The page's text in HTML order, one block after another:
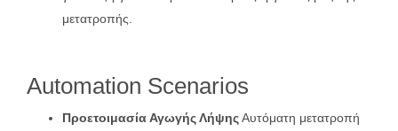
μετατροπής.
Automation Scenarios
Προετοιμασία Αγωγής ΛήψηςΑυτόματη μετατροπή